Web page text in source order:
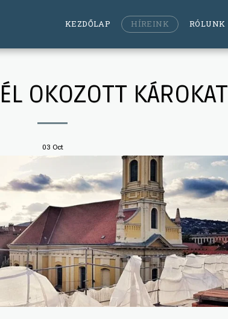
KEZDŐLAP HÍREINK RÓLUNK
OKOZOTT KÁROKAT
03 Oct